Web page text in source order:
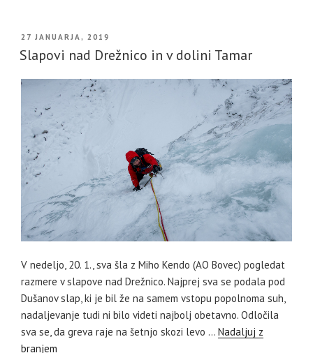
OBJAVLJENO
DNE
27 JANUARJA, 2019
Slapovi nad Drežnico in v dolini Tamar
V nedeljo, 20. 1., sva šla z Miho Kendo (AO Bovec) pogledat
razmere v slapove nad Drežnico. Najprej sva se podala pod
Dušanov slap, ki je bil že na samem vstopu popolnoma suh,
nadaljevanje tudi ni bilo videti najbolj obetavno. Odločila
sva se, da greva raje na šetnjo skozi levo … Nadaljuj z
branjem